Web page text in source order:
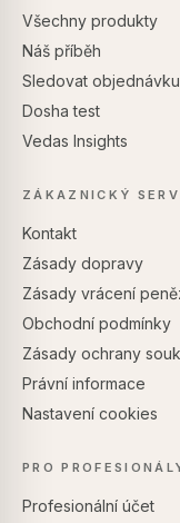
Všechny produkty
Náš příběh
Sledovat objednávku
Dosha test
Vedas Insights
ZÁKAZNICKÝ
Kontakt
Zásady dopravy
Zásady vrácení
Obchodní podmínky
Zásady ochrany
Právní informace
Nastavení cookies
PRO
Profesionální účet